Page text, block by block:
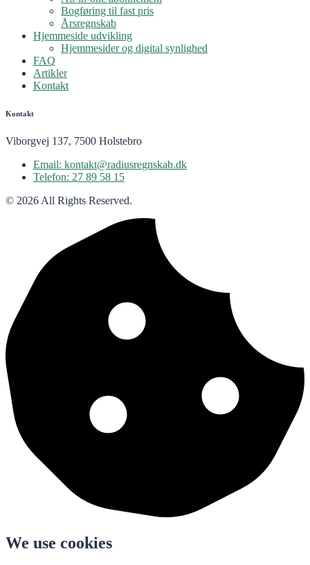
Bogføring til fast pris
Årsregnskab
Hjemmeside udvikling
Hjemmesider og digital synlighed
FAQ
Artikler
Kontakt
Kontakt
Viborgvej 137, 7500 Holstebro
Email: kontakt@radiusregnskab.dk
Telefon: 27 89 58 15
© 2026 All Rights Reserved.
We use cookies